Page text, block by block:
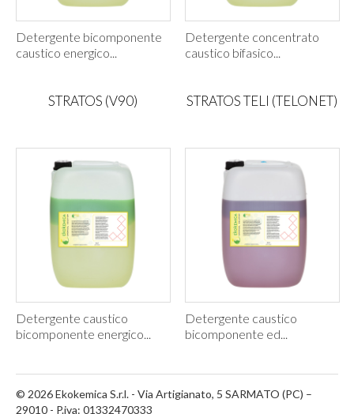
Detergente bicomponente
caustico energico...
Detergente concentrato
caustico bifasico...
STRATOS (V90)
Detergente caustico
bicomponente energico...
STRATOS TELI (TELONET)
Detergente caustico
bicomponente ed...
© 2026 Ekokemica S.r.l. - Via Artigianato, 5 SARMATO (PC) –
29010 - P.iva: 01332470333